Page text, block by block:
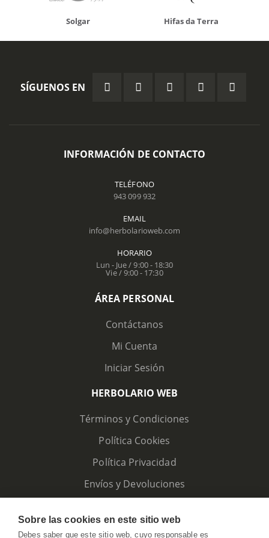
Solgar Hifas da Terra
SÍGUENOS EN
INFORMACIÓN DE CONTACTO
TELÉFONO
943 099 932
EMAIL
info@herbolarioweb.com
HORARIO
Lun - Jue / 9:00 - 18:30
Vie / 9:00 - 17:30
ÁREA PERSONAL
Contáctanos
Mi Cuenta
Iniciar Sesión
HERBOLARIO WEB
Términos y Condiciones
Política Cookies
Política Privacidad
Envíos y Devoluciones
Sobre las cookies en este sitio web
Debes saber que este sitio web, cuyo responsable es